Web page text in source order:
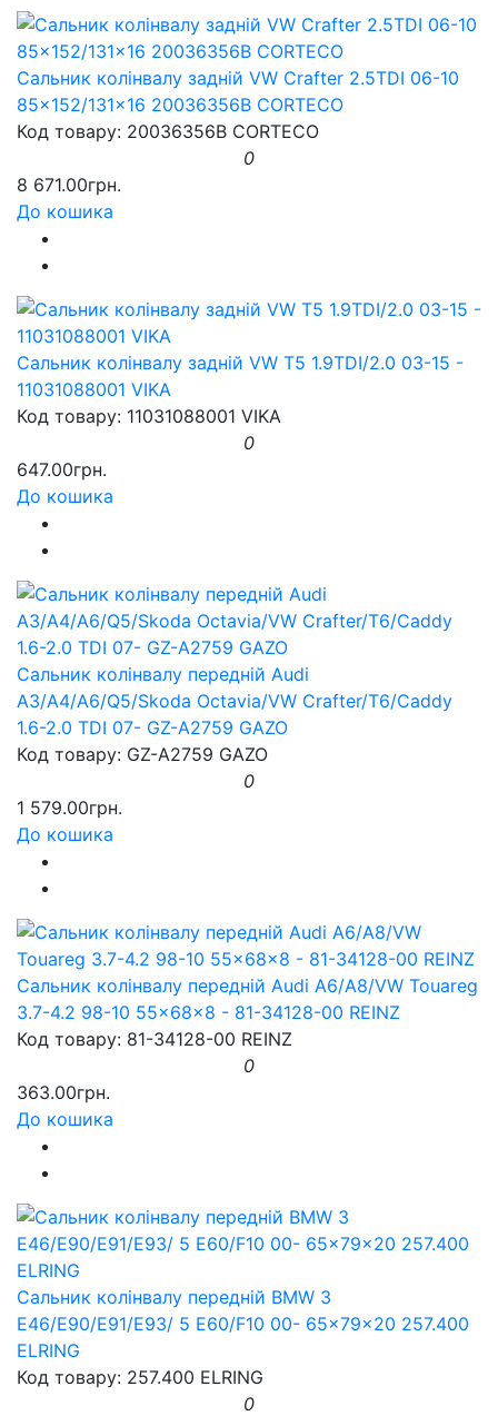
Сальник колінвалу задній VW Crafter 2.5TDI 06-10
85x152/131x16 20036356B CORTECO
Код товару: 20036356B CORTECO
0
8 671.00грн.
До кошика
Сальник колінвалу задній VW T5 1.9TDI/2.0 03-15 -
11031088001 VIKA
Код товару: 11031088001 VIKA
0
647.00грн.
До кошика
Сальник колінвалу передній Audi
A3/A4/A6/Q5/Skoda Octavia/VW Crafter/T6/Caddy
1.6-2.0 TDI 07- GZ-A2759 GAZO
Код товару: GZ-A2759 GAZO
0
1 579.00грн.
До кошика
Сальник колінвалу передній Audi A6/A8/VW Touareg
3.7-4.2 98-10 55x68x8 - 81-34128-00 REINZ
Код товару: 81-34128-00 REINZ
0
363.00грн.
До кошика
Сальник колінвалу передній BMW 3
E46/E90/E91/E93/ 5 E60/F10 00- 65x79x20 257.400
ELRING
Код товару: 257.400 ELRING
0